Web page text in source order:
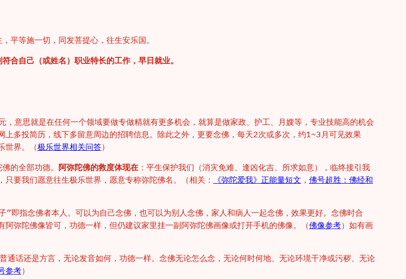
平等施一切，同发菩提心，往生安乐国。
合自己（或姓名）职业特长的工作，早日就业。
，意思就是在任何一个领域要做专做精就有更多机会，就算是做家政、护工、月嫂等，专业技能高的机会
上多投简历，线下多留意周边的招聘信息。除此之外，更要念佛，每天2次或多次，约1~3月可见效果
世界。（极乐世界相关问答）
的全部功德。 阿弥陀佛的救度体现在：平生保护我们（消灾免难、逢凶化吉、所求如意），临终接引我
要我们愿意往生极乐世界，愿意专称弥陀佛名。（相关：
《弥陀爱我》正能量短文 ， 佛号超胜：佛经和
即指念佛者本人。可以为自己念佛，也可以为别人念佛，家人和病人一起念佛，效果更好。念佛时合
弥陀佛像皆可，功德一样，但仍建议家里挂一副阿弥陀佛画像或打开手机的佛像。（佛像参考）如有画
话还是方言，无论发音如何，功德一样。念佛无论怎么念，无论何时何地、无论环境干净或污秽、无论
参考）